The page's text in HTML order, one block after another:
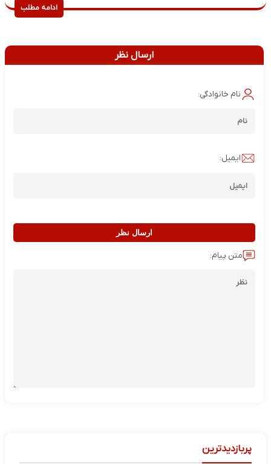
ادامه مطلب
ارسال نظر
نام خانوادگی:
ایمیل:
ارسال نظر
متن پیام:
پربازدیدترین